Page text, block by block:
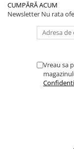
CUMPĂRĂ ACUM
Newsletter Nu rata
Vreau sa